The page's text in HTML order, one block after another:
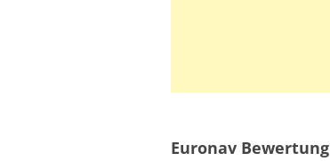
Euronav Bewertung